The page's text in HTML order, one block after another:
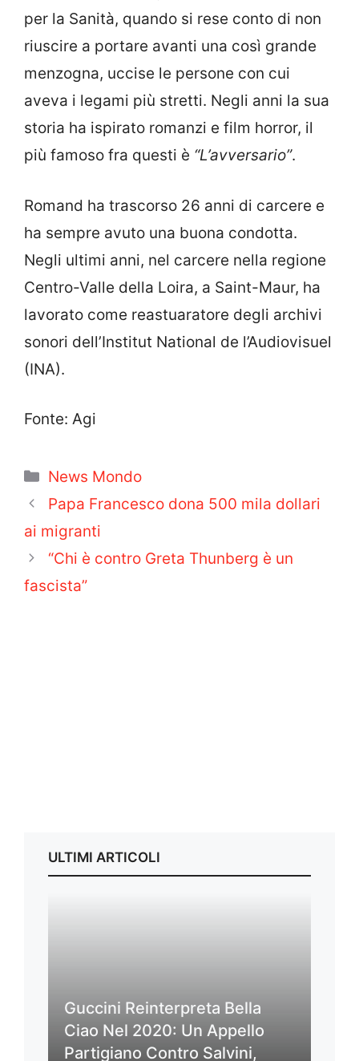
per la Sanità, quando si rese conto di non
riuscire a portare avanti una così grande
menzogna, uccise le persone con cui
aveva i legami più stretti. Negli anni la sua
storia ha ispirato romanzi e film horror, il
più famoso fra questi è “L’avversario”.
Romand ha trascorso 26 anni di carcere e
ha sempre avuto una buona condotta.
Negli ultimi anni, nel carcere nella regione
Centro-Valle della Loira, a Saint-Maur, ha
lavorato come reastuaratore degli archivi
sonori dell’Institut National de l’Audiovisuel
(INA).
Fonte: Agi
Categorie
News Mondo
Papa Francesco dona 500 mila dollari
ai migranti
“Chi è contro Greta Thunberg è un
fascista”
ULTIMI ARTICOLI
Guccini Reinterpreta Bella
Ciao Nel 2020: Un Appello
Partigiano Contro Salvini,